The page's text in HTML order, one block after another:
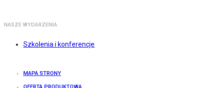
NASZE WYDARZENIA
Szkolenia i konferencje
MAPA STRONY